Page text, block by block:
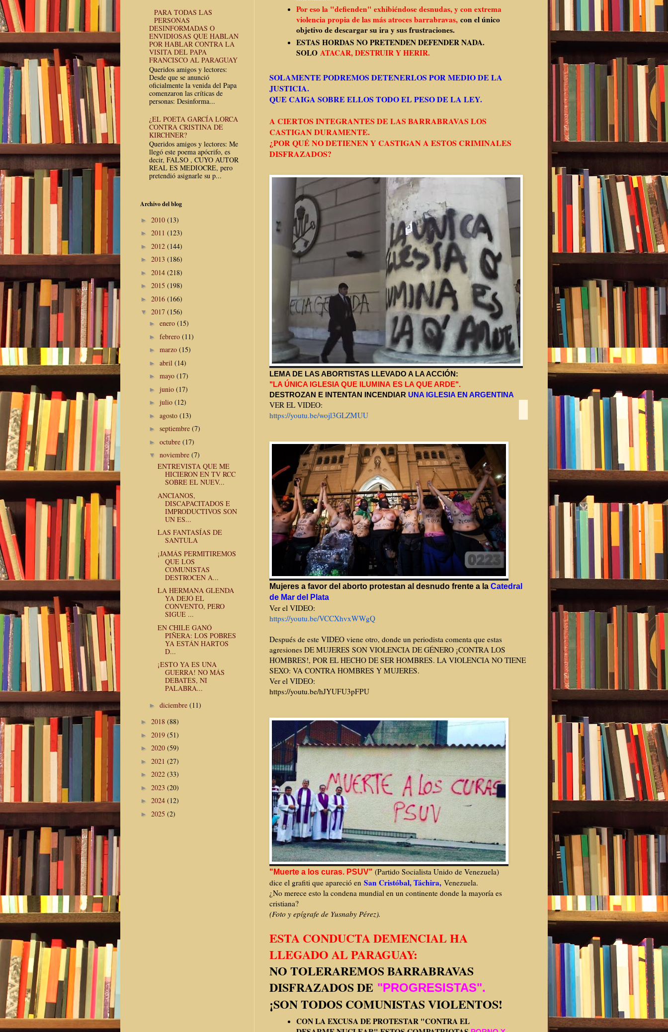
Por eso la "defienden" exhibiéndose desnudas, y con extrema
violencia propia de las más atroces barrabravas, con el único
objetivo de descargar su ira y sus frustraciones.
ESTAS HORDAS NO PRETENDEN DEFENDER NADA.
SOLO ATACAR, DESTRUIR Y HERIR.
SOLAMENTE PODREMOS DETENERLOS POR MEDIO DE LA
JUSTICIA.
QUE CAIGA SOBRE ELLOS TODO EL PESO DE LA LEY.
A CIERTOS INTEGRANTES DE LAS BARRABRAVAS LOS
CASTIGAN DURAMENTE.
¿POR QUÉ NO DETIENEN Y CASTIGAN A ESTOS CRIMINALES
DISFRAZADOS?
LEMA DE LAS ABORTISTAS LLEVADO A LA ACCIÓN:
"LA ÚNICA IGLESIA QUE ILUMINA ES LA QUE ARDE".
DESTROZAN E INTENTAN INCENDIAR UNA IGLESIA EN ARGENTINA
VER EL VIDEO:
https://youtu.be/wojl3GLZMUU
Mujeres a favor del aborto protestan al desnudo frente a la Catedral
de Mar del Plata
Ver el VIDEO:
https://youtu.be/VCCXhvxWWgQ
Después de este VIDEO viene otro, donde un periodista comenta que estas
agresiones DE MUJERES SON VIOLENCIA DE GÉNERO ¡CONTRA LOS
HOMBRES!, POR EL HECHO DE SER HOMBRES. LA VIOLENCIA NO TIENE
SEXO: VA CONTRA HOMBRES Y MUJERES.
Ver el VIDEO:
https://youtu.be/hJYUFU3pFPU
"Muerte a los curas. PSUV" (Partido Socialista Unido de Venezuela)
dice el grafiti que apareció en San Cristóbal, Táchira, Venezuela.
¿No merece esto la condena mundial en un continente donde la mayoría es
cristiana?
(Foto y epígrafe de Yusnaby Pérez).
ESTA CONDUCTA DEMENCIAL HA
LLEGADO AL PARAGUAY:
NO TOLERAREMOS BARRABRAVAS
DISFRAZADOS DE "PROGRESISTAS".
¡SON TODOS COMUNISTAS VIOLENTOS!
CON LA EXCUSA DE PROTESTAR "CONTRA EL
PARA TODAS LAS
PERSONAS
DESINFORMADAS O
ENVIDIOSAS QUE HABLAN
POR HABLAR CONTRA LA
VISITA DEL PAPA
FRANCISCO AL PARAGUAY
Queridos amigos y lectores:
Desde que se anunció
oficialmente la venida del Papa
comenzaron las críticas de
personas: Desinforma...
¿EL POETA GARCÍA LORCA
CONTRA CRISTINA DE
KIRCHNER?
Queridos amigos y lectores: Me
llegó este poema apócrifo, es
decir, FALSO , CUYO AUTOR
REAL ES MEDIOCRE, pero
pretendió asignarle su p...
Archivo del blog
► 2010 (13)
► 2011 (123)
► 2012 (144)
► 2013 (186)
► 2014 (218)
► 2015 (198)
► 2016 (166)
▼ 2017 (156)
► enero (15)
► febrero (11)
► marzo (15)
► abril (14)
► mayo (17)
► junio (17)
► julio (12)
► agosto (13)
► septiembre (7)
► octubre (17)
▼ noviembre (7)
ENTREVISTA QUE ME
HICIERON EN TV RCC
SOBRE EL NUEV...
ANCIANOS,
DISCAPACITADOS E
IMPRODUCTIVOS SON
UN ES...
LAS FANTASÍAS DE
SANTULA
¡JAMÁS PERMITIREMOS
QUE LOS
COMUNISTAS
DESTROCEN A...
LA HERMANA GLENDA
YA DEJÓ EL
CONVENTO, PERO
SIGUE ...
EN CHILE GANÓ
PIÑERA: LOS POBRES
YA ESTÁN HARTOS
D...
¡ESTO YA ES UNA
GUERRA! NO MÁS
DEBATES, NI
PALABRA...
► diciembre (11)
► 2018 (88)
► 2019 (51)
► 2020 (59)
► 2021 (27)
► 2022 (33)
► 2023 (20)
► 2024 (12)
► 2025 (2)